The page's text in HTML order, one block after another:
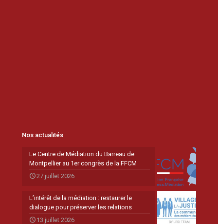
Nos actualités
Le Centre de Médiation du Barreau de
Montpellier au 1er congrès de la FFCM
27 juillet 2026
L’intérêt de la médiation : restaurer le
dialogue pour préserver les relations
13 juillet 2026